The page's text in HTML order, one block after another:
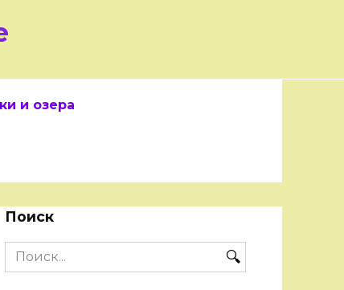
и озера
Поиск
Search
for: